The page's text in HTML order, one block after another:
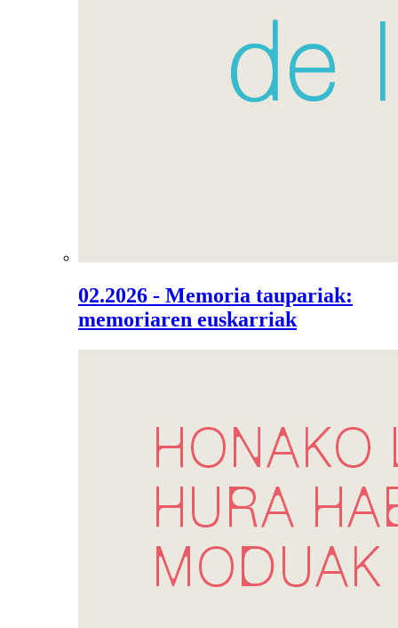
02.2026 - Memoria taupariak:
memoriaren euskarriak